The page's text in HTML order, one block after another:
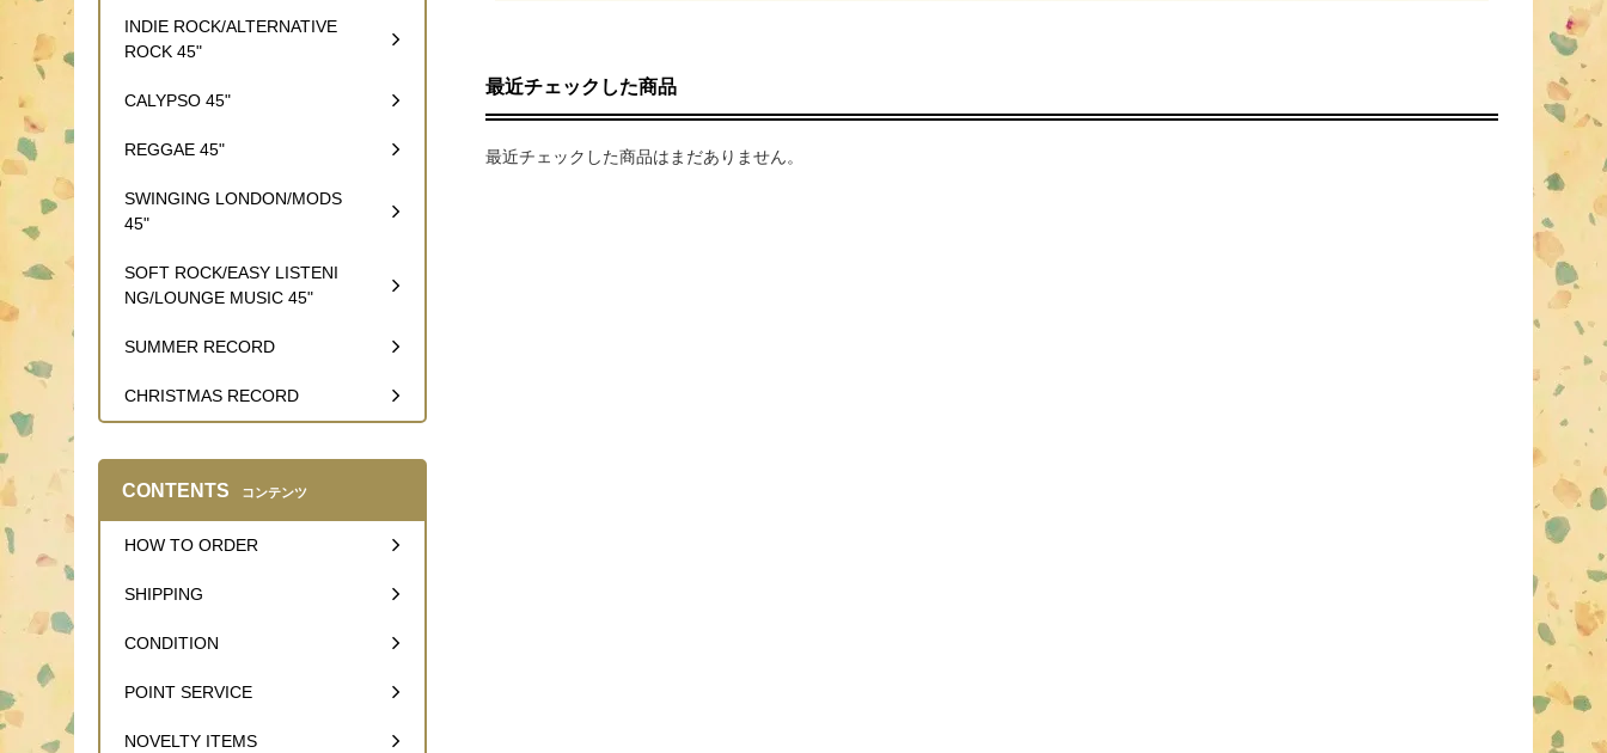
最近チェックした商品
最近チェックした商品はまだありません。
INDIE ROCK/ALTERNATIVE
ROCK 45"
CALYPSO 45"
REGGAE 45"
SWINGING LONDON/MODS
45"
SOFT ROCK/EASY LISTENI
NG/LOUNGE MUSIC 45"
SUMMER RECORD
CHRISTMAS RECORD
CONTENTS コンテンツ
HOW TO ORDER
SHIPPING
CONDITION
POINT SERVICE
NOVELTY ITEMS